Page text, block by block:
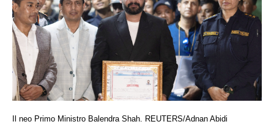
Il neo Primo Ministro Balendra Shah. REUTERS/Adnan Abidi